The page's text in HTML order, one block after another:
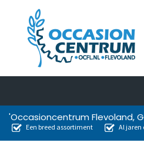
'Occasioncentrum Flevoland,
Een breed assortiment Al jaren